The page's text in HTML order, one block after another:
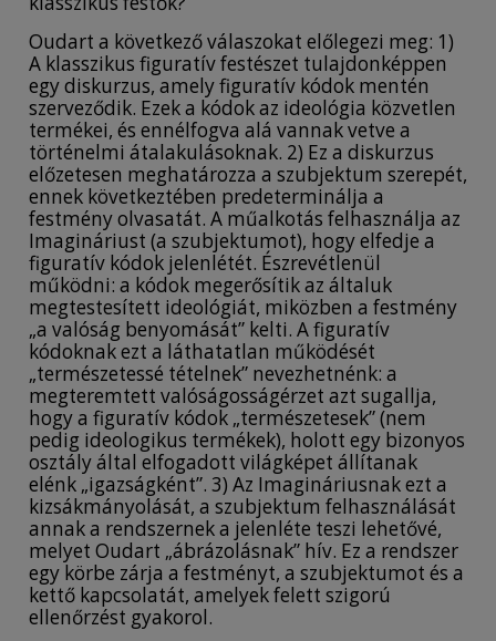
Oudart a következő válaszokat előlegezi meg: 1)
A klasszikus figuratív festészet tulajdonképpen
egy diskurzus, amely figuratív kódok mentén
szerveződik. Ezek a kódok az ideológia közvetlen
termékei, és ennélfogva alá vannak vetve a
történelmi átalakulásoknak. 2) Ez a diskurzus
előzetesen meghatározza a szubjektum szerepét,
ennek következtében predeterminálja a
festmény olvasatát. A műalkotás felhasználja az
Imagináriust (a szubjektumot), hogy elfedje a
figuratív kódok jelenlétét. Észrevétlenül
működni: a kódok megerősítik az általuk
megtestesített ideológiát, miközben a festmény
„a valóság benyomását” kelti. A figuratív
kódoknak ezt a láthatatlan működését
„természetessé tételnek” nevezhetnénk: a
megteremtett valóságosságérzet azt sugallja,
hogy a figuratív kódok „természetesek” (nem
pedig ideologikus termékek), holott egy bizonyos
osztály által elfogadott világképet állítanak
elénk „igazságként”. 3) Az Imagináriusnak ezt a
kizsákmányolását, a szubjektum felhasználását
annak a rendszernek a jelenléte teszi lehetővé,
melyet Oudart „ábrázolásnak” hív. Ez a rendszer
egy körbe zárja a festményt, a szubjektumot és a
kettő kapcsolatát, amelyek felett szigorú
ellenőrzést gyakorol.